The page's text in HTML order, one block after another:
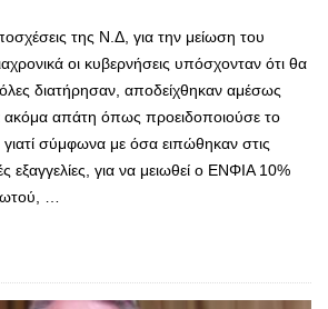
της Ν.Δ, για την μείωση του
οι κυβερνήσεις υπόσχονταν ότι θα
διατήρησαν, αποδείχθηκαν αμέσως
ακόμα απάτη όπως προειδοποιούσε το
σύμφωνα με όσα ειπώθηκαν στις
εξαγγελίες, για να μειωθεί ο ΕΝΦΙΑ 10%
…